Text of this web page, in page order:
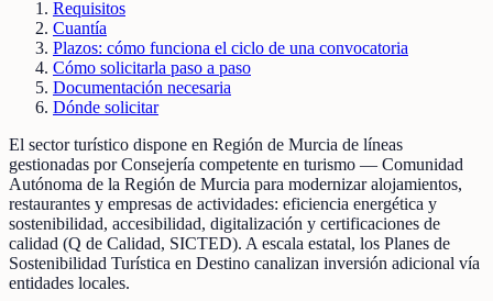
Requisitos
Cuantía
Plazos: cómo funciona el ciclo de una convocatoria
Cómo solicitarla paso a paso
Documentación necesaria
Dónde solicitar
El sector turístico dispone en Región de Murcia de líneas
gestionadas por Consejería competente en turismo — Comunidad
Autónoma de la Región de Murcia para modernizar alojamientos,
restaurantes y empresas de actividades: eficiencia energética y
sostenibilidad, accesibilidad, digitalización y certificaciones de
calidad (Q de Calidad, SICTED). A escala estatal, los Planes de
Sostenibilidad Turística en Destino canalizan inversión adicional vía
entidades locales.